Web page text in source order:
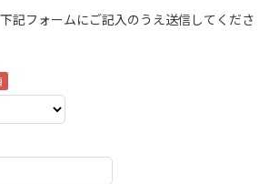
記フォームにご記入のうえ送信してくださ